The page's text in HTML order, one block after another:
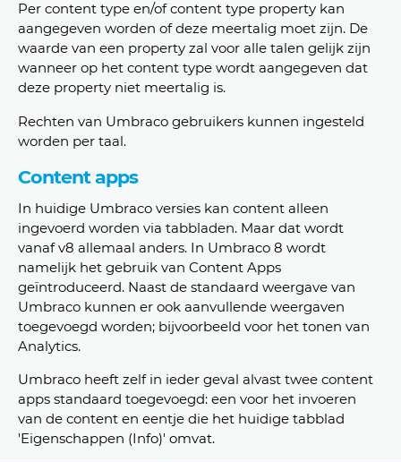
Per content type en/of content type property kan
aangegeven worden of deze meertalig moet zijn. De
waarde van een property zal voor alle talen gelijk zijn
wanneer op het content type wordt aangegeven dat
deze property niet meertalig is.
Rechten van Umbraco gebruikers kunnen ingesteld
worden per taal.
Content apps
In huidige Umbraco versies kan content alleen
ingevoerd worden via tabbladen. Maar dat wordt
vanaf v8 allemaal anders. In Umbraco 8 wordt
namelijk het gebruik van Content Apps
geïntroduceerd. Naast de standaard weergave van
Umbraco kunnen er ook aanvullende weergaven
toegevoegd worden; bijvoorbeeld voor het tonen van
Analytics.
Umbraco heeft zelf in ieder geval alvast twee content
apps standaard toegevoegd: een voor het invoeren
van de content en eentje die het huidige tabblad
'Eigenschappen (Info)' omvat.